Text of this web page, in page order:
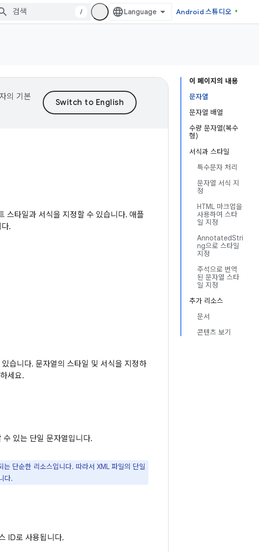
/ Android 스튜디오
이 페이지의 내용
문자열
문자열 배열
수량 문자열(복수
형)
서식과 스타일
특수문자 처리
문자열 서식 지
정
HTML 마크업을
사용하여 스타
일 지정
AnnotatedStri
ng으로 스타일
지정
주석으로 번역
된 문자열 스타
일 지정
추가 리소스
문서
콘텐츠 보기
의 기본
스타일과 서식을 지정할 수 있습니다. 애플
.
습니다. 문자열의 스타일 및 서식을 지정하
세요.
있는 단일 문자열입니다.
단순한 리소스입니다. 따라서 XML 파일의 단일
다.
ID로 사용됩니다.